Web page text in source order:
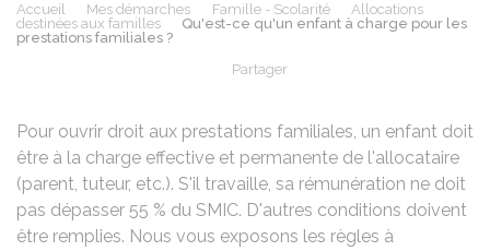
Accueil Mes démarches Famille - Scolarité
Allocations
destinées aux familles
Qu'est-ce qu'un enfant à charge pour les
prestations familiales ?
Partager
Pour ouvrir droit aux prestations familiales, un enfant doit
être à la charge effective et permanente de l'allocataire
(parent, tuteur, etc.). S'il travaille, sa rémunération ne doit
pas dépasser 55 % du SMIC. D'autres conditions doivent
être remplies. Nous vous exposons les règles à